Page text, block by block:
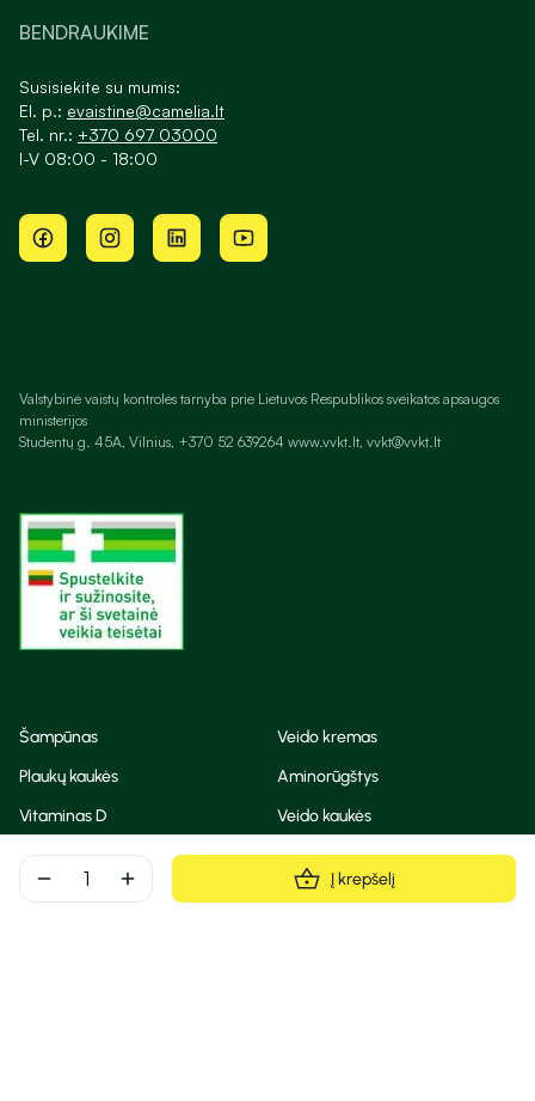
remove add Į krepšelį
BENDRAUKIME
Susisiekite su mumis:
El. p.: evaistine@camelia.lt
Tel. nr.: +370 697 03000
I-V 08:00 - 18:00
Valstybinė vaistų kontrolės tarnyba prie Lietuvos Respublikos sveikatos apsaugos
ministerijos
Studentų g. 45A, Vilnius, +370 52 639264 www.vvkt.lt, vvkt@vvkt.lt
Šampūnas
Veido kremas
Plaukų kaukės
Aminorūgštys
Vitaminas D
Veido kaukės
Korėjietiška kosmetika
Eteriniai aliejai
Dezodorantas
BB ir CC kremas